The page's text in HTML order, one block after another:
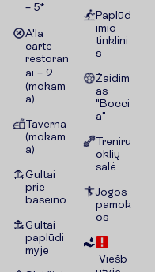
– 5*
A'la
carte
restoran
ai – 2
(mokam
a)
Taverna
(mokam
a)
Gultai
prie
baseino
Gultai
paplūdi
myje
Paplūd
imio
tinklini
s
Žaidim
as
"Bocci
a"
Treniru
oklių
salė
Jogos
pamok
os
Viešb